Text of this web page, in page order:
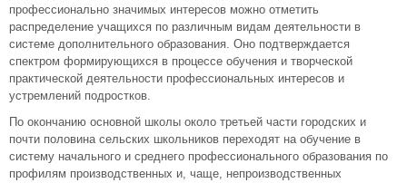
профессионально значимых интересов можно отметить
распределение учащихся по различным видам деятельности в
системе дополнительного образования. Оно подтверждается
спектром формирующихся в процессе обучения и творческой
практической деятельности профессиональных интересов и
устремлений подростков.
По окончанию основной школы около третьей части городских и
почти половина сельских школьников переходят на обучение в
систему начального и среднего профессионального образования по
профилям производственных и, чаще, непроизводственных